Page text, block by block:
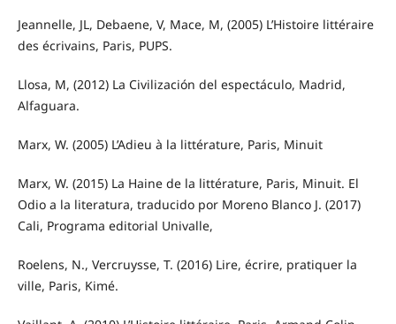
Jeannelle, JL, Debaene, V, Mace, M, (2005) L’Histoire littéraire
des écrivains, Paris, PUPS.
Llosa, M, (2012) La Civilización del espectáculo, Madrid,
Alfaguara.
Marx, W. (2005) L’Adieu à la littérature, Paris, Minuit
Marx, W. (2015) La Haine de la littérature, Paris, Minuit. El
Odio a la literatura, traducido por Moreno Blanco J. (2017)
Cali, Programa editorial Univalle,
Roelens, N., Vercruysse, T. (2016) Lire, écrire, pratiquer la
ville, Paris, Kimé.